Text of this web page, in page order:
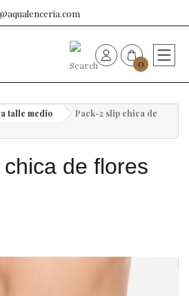
0
complementos
talle medio
Pack-2 slip chica de
de flores